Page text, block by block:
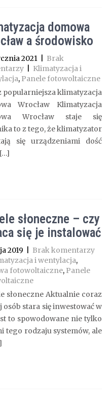
domowa
a środowisko
2021| Brak
| Klimatyzacja i
, Panele fotowoltaiczne
popularniejsza klimatyzacja
Wrocław Klimatyzacja
Wrocław staje się
to z tego, że klimatyzator
się urządzeniami dość
słoneczne – czy
się je instalować
2019
Brak komentarzy
i wentylacja,
fotowoltaiczne, Panele
słoneczne Aktualnie coraz
osób stara się inwestować w
to spowodowane nie tylko
tego rodzaju systemów, ale